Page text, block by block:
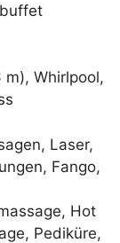
Whirlpool,
Laser,
Fango,
Hot
Pediküre,